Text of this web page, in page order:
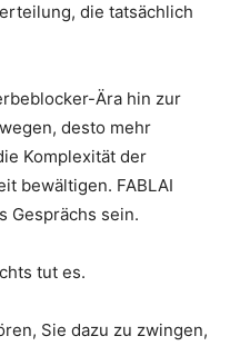
die tatsächlich
Ära hin zur
desto mehr
Komplexität der
bewältigen. FABLAI
Gesprächs sein.
tut es.
Sie dazu zu zwingen,